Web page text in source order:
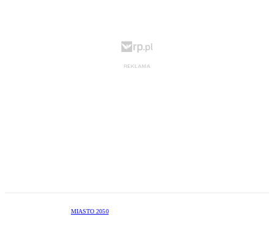
MIASTO 2050